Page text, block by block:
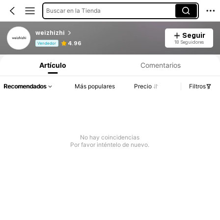
Buscar en la Tienda
weizhizhi
Vendedor 4.96
Seguir
18 Seguidores
Artículo Comentarios
Recomendados Más populares Precio Filtros
No hay coincidencias
Por favor inténtelo de nuevo.